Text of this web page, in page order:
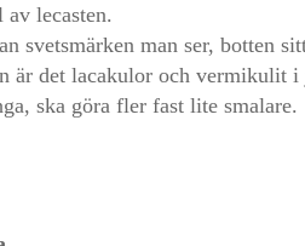
lecasten.
svetsmärken man ser, botten
är det lacakulor och vermikulit i
ska göra fler fast lite smalare.